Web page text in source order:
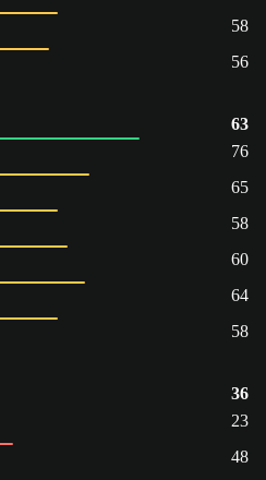
58
56
63
76
65
58
60
64
58
36
23
48